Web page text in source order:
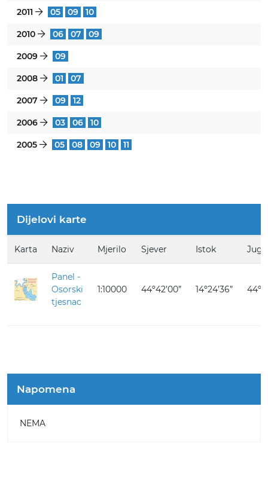
2011 } 05 09 10
2010 } 06 07 09
2009 } 09
2008 } 01 07
2007 } 09 12
2006 } 03 06 10
2005 } 05 08 09 10 11
Dijelovi karte
Karta Naziv Mjerilo Sjever Istok Jug
Panel -
Osorski
tjesnac
1:10000 44º42’00” 14º24’36”
Napomena
NEMA